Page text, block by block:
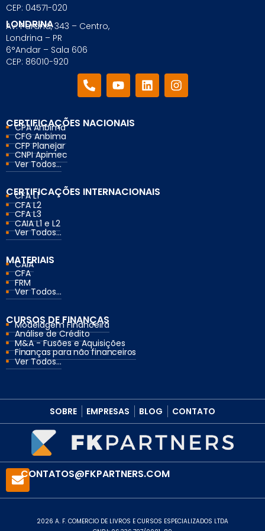
CEP: 04571-020
LONDRINA
Av. Paraná, 343 – Centro,
Londrina – PR
6°Andar – Sala 606
CEP: 86010-920
CERTIFICAÇÕES NACIONAIS
CPA Anbima
CFG Anbima
CFP Planejar
CNPI Apimec
Ver Todos...
CERTIFICAÇÕES INTERNACIONAIS
CFA L1
CFA L2
CFA L3
CAIA L1 e L2
Ver Todos...
MATERIAIS
CAIA
CFA
FRM
Ver Todos...
CURSOS DE FINANÇAS
Modelagem Financeira
Análise de Crédito
M&A - Fusões e Aquisições
Finanças para não financeiros
Ver Todos...
SOBRE EMPRESAS BLOG CONTATO
CONTATOS@FKPARTNERS.COM
2026 A. F. COMERCIO DE LIVROS E CURSOS ESPECIALIZADOS LTDA